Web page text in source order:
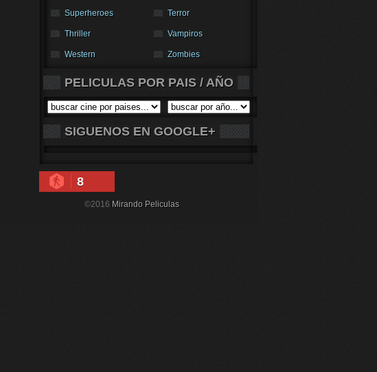
Superheroes Terror
Thriller Vampiros
Western Zombies
PELICULAS POR PAIS / AÑO
SIGUENOS EN GOOGLE+
8
©2016 Mirando Peliculas